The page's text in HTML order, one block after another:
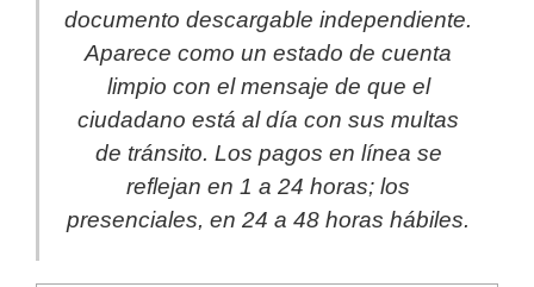
documento descargable independiente.
Aparece como un estado de cuenta
limpio con el mensaje de que el
ciudadano está al día con sus multas
de tránsito. Los pagos en línea se
reflejan en 1 a 24 horas; los
presenciales, en 24 a 48 horas hábiles.